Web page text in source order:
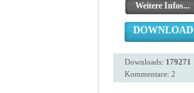
Weitere Infos...
DOWNLOAD
Downloads: 179271
Kommentare: 2